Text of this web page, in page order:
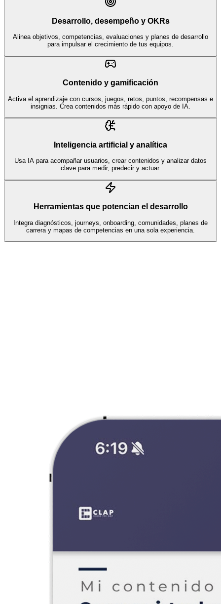
Desarrollo, desempeño y OKRs
Alinea objetivos, competencias, evaluaciones y planes de desarrollo
para impulsar el crecimiento de tus equipos.
Contenido y gamificación
Activa el aprendizaje con cursos, juegos, retos, puntos, recompensas e
insignias. Crea contenidos más rápido con apoyo de IA.
Inteligencia artificial y analítica
Usa IA para acompañar usuarios, crear contenidos y analizar datos
clave para medir, predecir y actuar.
Herramientas que potencian el desarrollo
Integra diagnósticos, journeys, onboarding, comunidades, planes de
carrera y mapas de competencias en una sola experiencia.